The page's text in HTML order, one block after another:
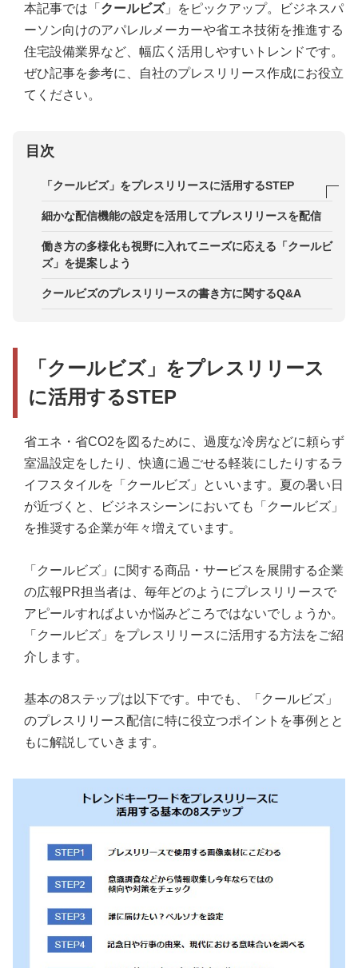
本記事では「 クールビズ」をピックアップ。ビジネスパ
ーソン向けのアパレルメーカーや省エネ技術を推進する
住宅設備業界など、幅広く活用しやすいトレンドです。
ぜひ記事を参考に、自社のプレスリリース作成にお役立
てください。
目次
「クールビズ」をプレスリリースに活用するSTEP
画像素材にこだわる
情報収集して傾向をチェック
調べた情報を箇条書きで整理
細かな配信機能の設定を活用してプレスリリースを配信
働き方の多様化も視野に入れてニーズに応える「クールビ
ズ」を提案しよう
クールビズのプレスリリースの書き方に関するQ&A
「クールビズ」をプレスリリース
に活用するSTEP
省エネ・省CO2を図るために、過度な冷房などに頼らず
室温設定をしたり、快適に過ごせる軽装にしたりするラ
イフスタイルを「クールビズ」といいます。夏の暑い日
が近づくと、ビジネスシーンにおいても「クールビズ」
を推奨する企業が年々増えています。
「クールビズ」に関する商品・サービスを展開する企業
の広報PR担当者は、毎年どのようにプレスリリースで
アピールすればよいか悩みどころではないでしょうか。
「クールビズ」をプレスリリースに活用する方法をご紹
介します。
基本の8ステップは以下です。中でも、「クールビズ」
のプレスリリース配信に特に役立つポイントを事例とと
もに解説していきます。